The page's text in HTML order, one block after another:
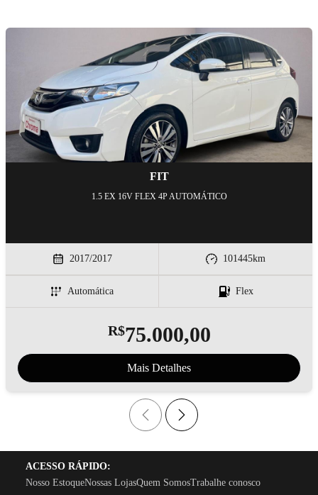
FIT
1.5 EX 16V FLEX 4P AUTOMÁTICO
2017/2017 101445km
Automática Flex
R$75.000,00
Mais Detalhes
ACESSO RÁPIDO:
Nosso EstoqueNossas LojasQuem SomosTrabalhe conosco